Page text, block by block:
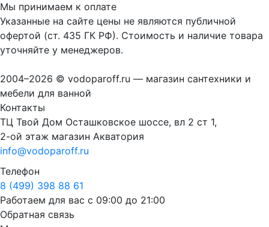
Мы принимаем к оплате
Указанные на сайте цены не являются публичной
офертой (ст. 435 ГК РФ). Стоимость и наличие товара
уточняйте у менеджеров.
2004–2026 © vodoparoff.ru — магазин сантехники и
мебели для ванной
Контакты
ТЦ Твой Дом Осташковское шоссе, вл 2 ст 1,
2-ой этаж магазин Акватория
info@vodoparoff.ru
Телефон
8 (499) 398 88 61
Работаем для вас с 09:00 до 21:00
Обратная связь